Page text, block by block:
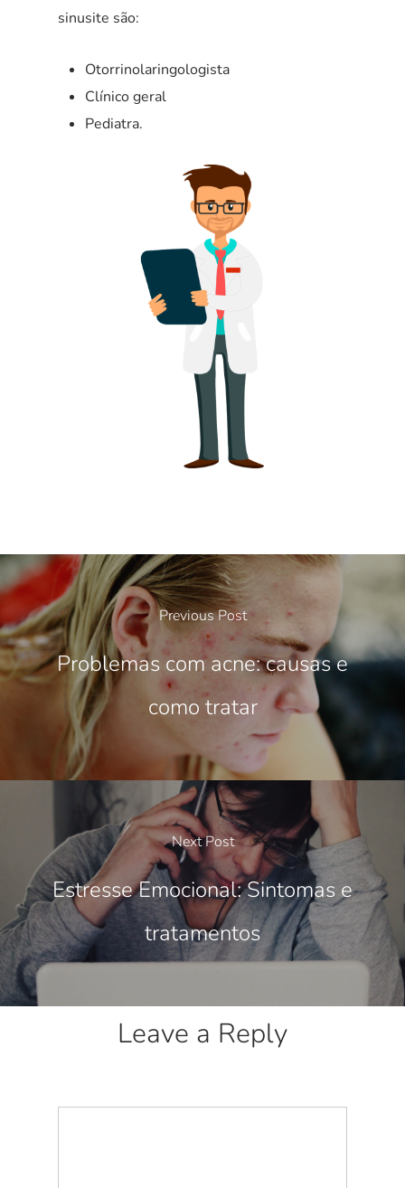
sinusite são:
Otorrinolaringologista
Clínico geral
Pediatra.
Previous Post
Problemas com acne: causas e
como tratar
Next Post
Estresse Emocional: Sintomas e
tratamentos
Leave a Reply